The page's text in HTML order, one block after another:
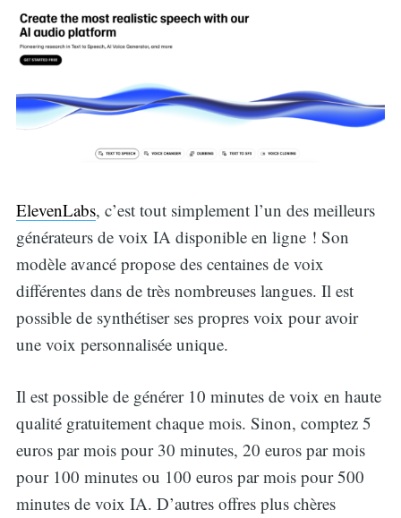
ElevenLabs, c’est tout simplement l’un des meilleurs
générateurs de voix IA disponible en ligne ! Son
modèle avancé propose des centaines de voix
différentes dans de très nombreuses langues. Il est
possible de synthétiser ses propres voix pour avoir
une voix personnalisée unique.
Il est possible de générer 10 minutes de voix en haute
qualité gratuitement chaque mois. Sinon, comptez 5
euros par mois pour 30 minutes, 20 euros par mois
pour 100 minutes ou 100 euros par mois pour 500
minutes de voix IA. D’autres offres plus chères